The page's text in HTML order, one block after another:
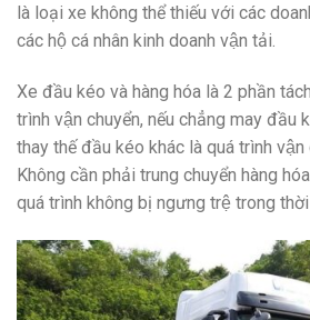
là loại xe không thể thiếu với các
các hộ cá nhân kinh doanh vận tải.
Xe đầu kéo và hàng hóa là 2 phần
trình vận chuyển, nếu chẳng may đầu
thay thế đầu kéo khác là quá trình vận
Không cần phải trung chuyển hàng
quá trình không bị ngưng trệ trong thời